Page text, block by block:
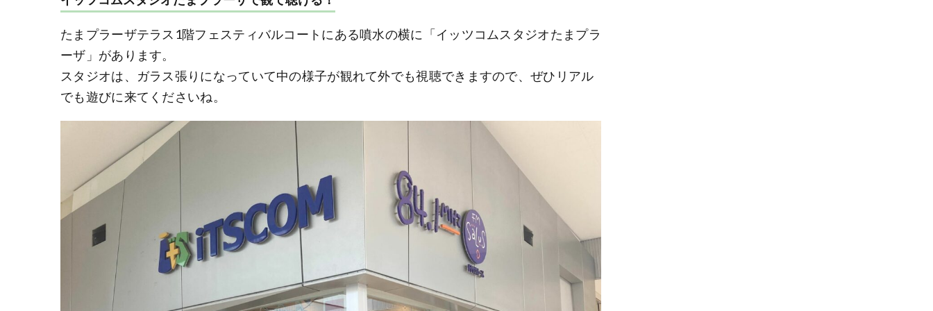
たまプラーザテラス1階フェスティバルコートにある噴水の横に「イッツコムスタジオたまプラ
ーザ」があります。
スタジオは、ガラス張りになっていて中の様子が観れて外でも視聴できますので、ぜひリアル
でも遊びに来てくださいね。